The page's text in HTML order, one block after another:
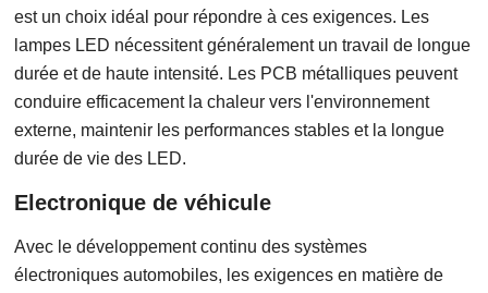
est un choix idéal pour répondre à ces exigences. Les
lampes LED nécessitent généralement un travail de longue
durée et de haute intensité. Les PCB métalliques peuvent
conduire efficacement la chaleur vers l'environnement
externe, maintenir les performances stables et la longue
durée de vie des LED.
Electronique de véhicule
Avec le développement continu des systèmes
électroniques automobiles, les exigences en matière de